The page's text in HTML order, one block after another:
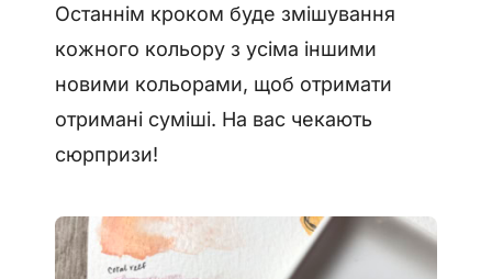
Останнім кроком буде змішування
кожного кольору з усіма іншими
новими кольорами, щоб отримати
отримані суміші. На вас чекають
сюрпризи!